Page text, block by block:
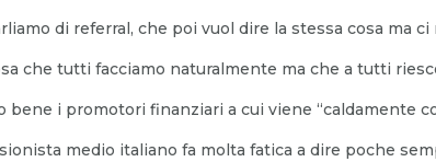
di referral, che poi vuol dire la stessa cosa ma
che tutti facciamo naturalmente ma che a tutti
bene i promotori finanziari a cui viene “caldamente
medio italiano fa molta fatica a dire poche